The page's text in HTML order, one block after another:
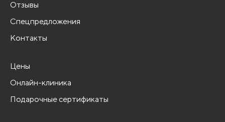
Отзывы
Спецпредложения
Контакты
Цены
Онлайн-клиника
Подарочные сертификаты